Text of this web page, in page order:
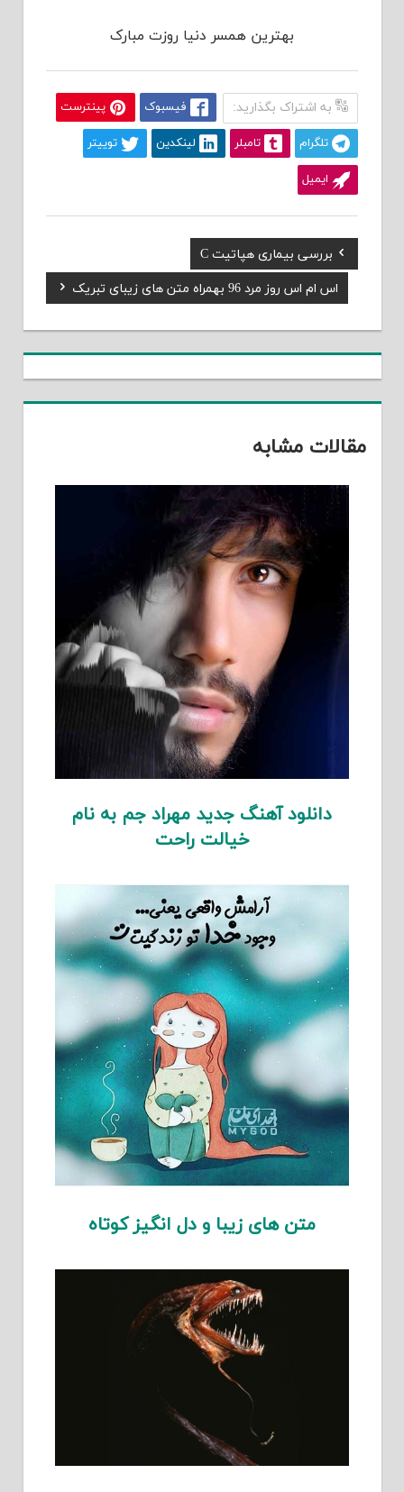
بهترین همسر دنیا روزت مبارک
به اشتراک بگذارید: فیسبوک پینترست
تلگرام تامبلر لینکدین توییتر
ایمیل
راهبری
نوشته
Previous
Post:
بررسی بیماری هپاتیت C
Next
Post:
اس ام اس روز مرد 96 بهمراه متن های زیبای تبریک
مقالات مشابه
دانلود آهنگ جدید مهراد جم به نام
خیالت راحت
متن های زیبا و دل انگیز کوتاه